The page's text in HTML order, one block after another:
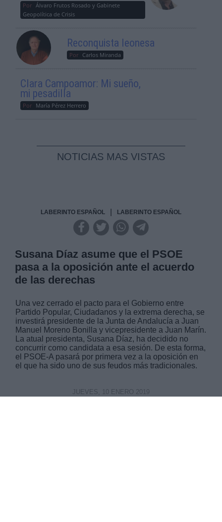
Por Álvaro Frutos Rosado y Gabinete
Geopolítica de Crisis
Reconquista leonesa
Por Carlos Miranda
Clara Campoamor: Mi sueño,
mi pesadilla
Por María Pérez Herrero
NOTICIAS MAS VISTAS
LABERINTO ESPAÑOL LABERINTO ESPAÑOL
Susana Díaz asume que el PSOE
pasa a la oposición ante el acuerdo
de las derechas
Una vez cerrado el pacto para el Gobierno entre
Partido Popular, Ciudadanos y la extrema derecha, se
investirá presidente de la Junta de Andalucía a Juan
Manuel Moreno Bonilla y vicepresidente a Juan Marín.
La atual presidenta, Susana Díaz, ha decidido no
concurrir como candidata a esa sesión. De esta forma,
el PSOE-A pasará por primera vez a la oposición en
el que ha sido uno de sus feudos más tradicionales.
JUEVES, 10 ENERO 2019